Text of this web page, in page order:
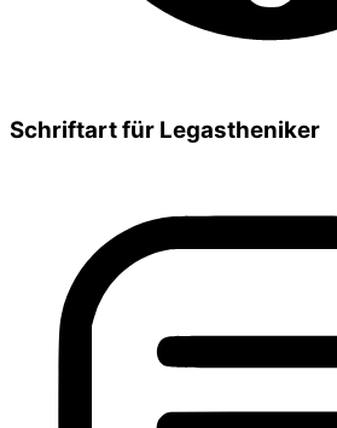
Schriftart für Legastheniker